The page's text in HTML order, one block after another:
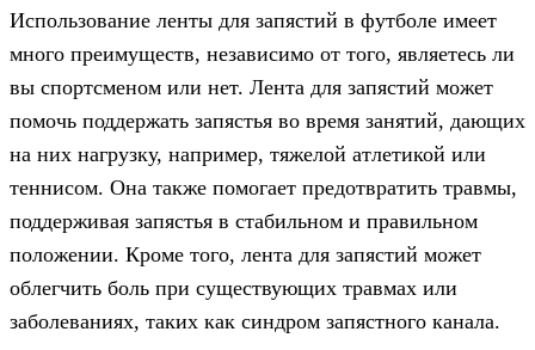
Использование ленты для запястий в футболе имеет
много преимуществ, независимо от того, являетесь ли
вы спортсменом или нет. Лента для запястий может
помочь поддержать запястья во время занятий, дающих
на них нагрузку, например, тяжелой атлетикой или
теннисом. Она также помогает предотвратить травмы,
поддерживая запястья в стабильном и правильном
положении. Кроме того, лента для запястий может
облегчить боль при существующих травмах или
заболеваниях, таких как синдром запястного канала.